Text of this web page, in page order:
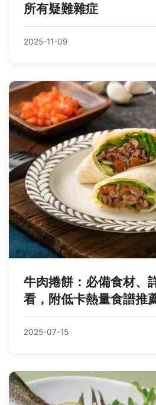
所有疑難雜症
2025-11-09
牛肉捲餅：必備食材、
看，附低卡熱量食譜推
2025-07-15